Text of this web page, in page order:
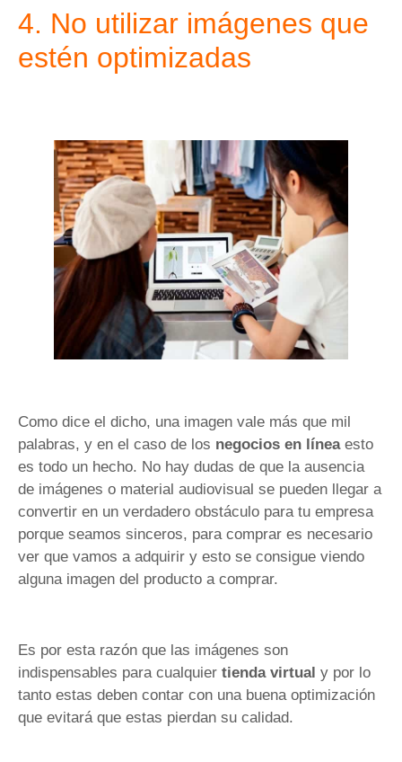
4. No utilizar imágenes que
estén optimizadas
Como dice el dicho, una imagen vale más que mil
palabras, y en el caso de los negocios en líneaesto
es todo un hecho. No hay dudas de que la ausencia
de imágenes o material audiovisual se pueden llegar a
convertir en un verdadero obstáculo para tu empresa
porque seamos sinceros, para comprar es necesario
ver que vamos a adquirir y esto se consigue viendo
alguna imagen del producto a comprar.
Es por esta razón que las imágenes son
indispensables para cualquier tienda virtual y por lo
tanto estas deben contar con una buena optimización
que evitará que estas pierdan su calidad.